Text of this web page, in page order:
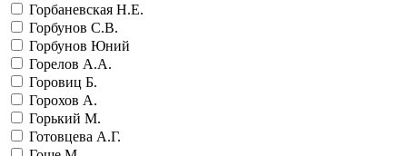
Горбаневская Н.Е.
Горбунов С.В.
Горбунов Юний
Горелов А.А.
Горовиц Б.
Горохов А.
Горький М.
Готовцева А.Г.